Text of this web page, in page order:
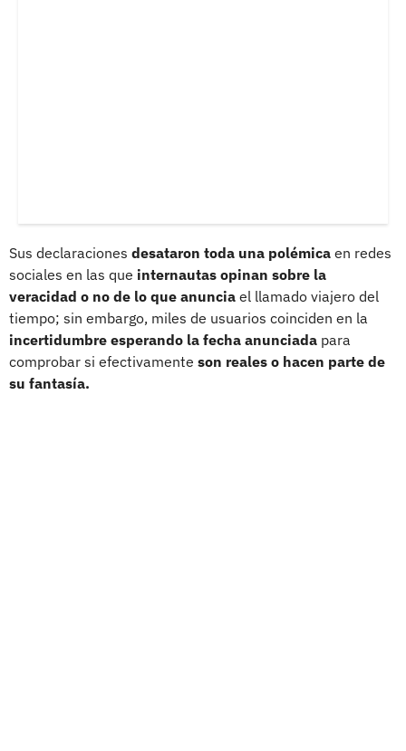
Sus declaraciones desataron toda una polémica en redes
sociales en las que internautas opinan sobre la
veracidad o no de lo que anuncia el llamado viajero del
tiempo; sin embargo, miles de usuarios coinciden en la
incertidumbre esperando la fecha anunciada para
comprobar si efectivamente son reales o hacen parte de
su fantasía.